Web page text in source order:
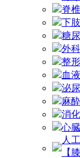
脊
下
糖
外
整
血
泌
麻
消
心
人
【